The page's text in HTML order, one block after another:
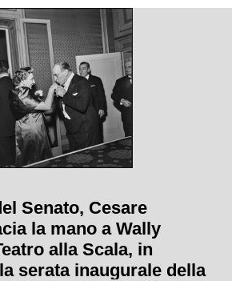
Senato, Cesare
la mano a Wally
alla Scala, in
serata inaugurale della